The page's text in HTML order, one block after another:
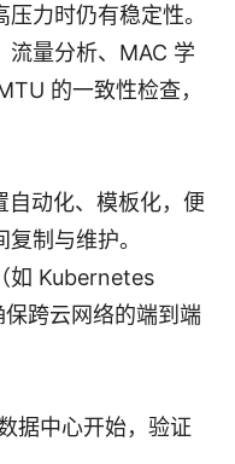
力时仍有稳定性。
流量分析、MAC 学
的一致性检查，
动化、模板化，便
制与维护。
如 Kubernetes
跨云网络的端到端
据中心开始，验证